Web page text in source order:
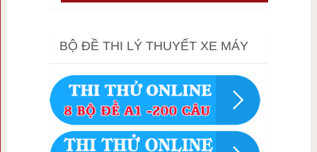
BỘ ĐỀ THI LÝ THUYẾT XE MÁY